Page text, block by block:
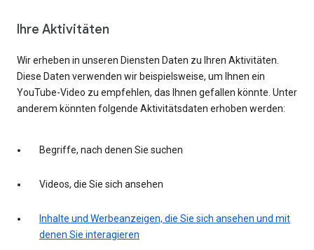
Ihre Aktivitäten
Wir erheben in unseren Diensten Daten zu Ihren Aktivitäten.
Diese Daten verwenden wir beispielsweise, um Ihnen ein
YouTube-Video zu empfehlen, das Ihnen gefallen könnte. Unter
anderem könnten folgende Aktivitätsdaten erhoben werden:
Begriffe, nach denen Sie suchen
Videos, die Sie sich ansehen
Inhalte und Werbeanzeigen, die Sie sich ansehen und mit
denen Sie interagieren